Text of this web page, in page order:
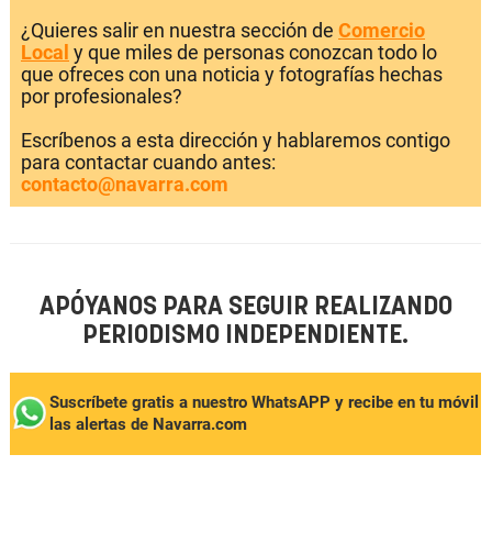
¿Quieres salir en nuestra sección de Comercio
Local y que miles de personas conozcan todo lo
que ofreces con una noticia y fotografías hechas
por profesionales?
Escríbenos a esta dirección y hablaremos contigo
para contactar cuando antes:
contacto@navarra.com
APÓYANOS PARA SEGUIR REALIZANDO
PERIODISMO INDEPENDIENTE.
Suscríbete gratis a nuestro WhatsAPP y recibe en tu móvil
las alertas de Navarra.com